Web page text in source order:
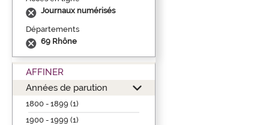
Journaux numérisés
Départements
69 Rhône
AFFINER
Années de parution
1800 - 1899 (1)
1900 - 1999 (1)